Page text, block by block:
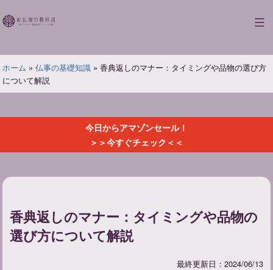
ン
ツ
へ
ス
お
壇
の
教
ホーム » 仏事の基礎知識» 香典返しのマナー：タイミングや品物の選び方
について解説
今日からアマゾンセール！
＞＞今すぐチェック＜＜
香典返しのマナー：タイミングや品物の
選び方について解説
最終更新日：2024/06/13